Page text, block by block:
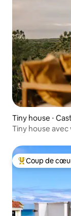
Tiny house ⋅
Tiny house avec
Coups de cœur
Coup de